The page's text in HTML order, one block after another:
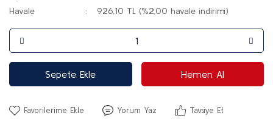
Havale
926,10 TL (%2,00 havale indirimi)
Sepete Ekle Hemen Al
Yorum Yaz Tavsiye Et